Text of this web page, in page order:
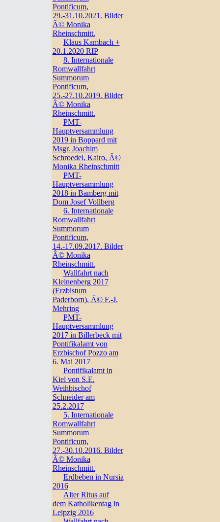
Pontificum,
29.-31.10.2021. Bilder
Â© Monika
Rheinschmitt.
Klaus Kambach +
20.1.2020 RIP
8. Internationale
Romwallfahrt
Summorum
Pontificum,
25.-27.10.2019. Bilder
Â© Monika
Rheinschmitt.
PMT-
Hauptversammlung
2019 in Boppard mit
Msgr. Joachim
Schroedel, Kairo, Â©
Monika Rheinschmitt
PMT-
Hauptversammlung
2018 in Bamberg mit
Dom Josef Vollberg
6. Internationale
Romwallfahrt
Summorum
Pontificum,
14.-17.09.2017. Bilder
Â© Monika
Rheinschmitt.
Wallfahrt nach
Kleinenberg 2017
(Erzbistum
Paderborn), Â© F.-J.
Mehring
PMT-
Hauptversammlung
2017 in Billerbeck mit
Pontifikalamt von
Erzbischof Pozzo am
6. Mai 2017
Pontifikalamt in
Kiel von S.E.
Weihbischof
Schneider am
25.2.2017
5. Internationale
Romwallfahrt
Summorum
Pontificum,
27.-30.10.2016. Bilder
Â© Monika
Rheinschmitt.
Erdbeben in Nursia
2016
Alter Ritus auf
dem Katholikentag in
Leipzig 2016